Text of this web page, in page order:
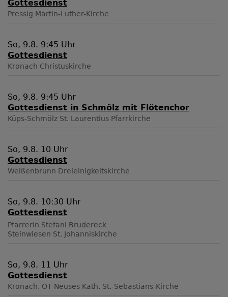
Gottesdienst
Pressig Martin-Luther-Kirche
So, 9.8. 9:45 Uhr
Gottesdienst
Kronach Christuskirche
So, 9.8. 9:45 Uhr
Gottesdienst in Schmölz mit Flötenchor
Küps-Schmölz St. Laurentius Pfarrkirche
So, 9.8. 10 Uhr
Gottesdienst
Weißenbrunn Dreieinigkeitskirche
So, 9.8. 10:30 Uhr
Gottesdienst
Pfarrerin Stefani Brudereck
Steinwiesen St. Johanniskirche
So, 9.8. 11 Uhr
Gottesdienst
Kronach, OT Neuses Kath. St.-Sebastians-Kirche